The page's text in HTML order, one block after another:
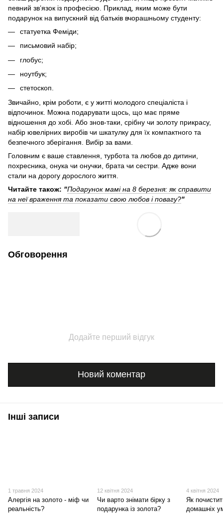
певний зв’язок із професією. Приклад, яким може бути
подарунок на випускний від батьків вчорашньому студенту:
статуетка Феміди;
письмовий набір;
глобус;
ноутбук;
стетоскоп.
Звичайно, крім роботи, є у житті молодого спеціаліста і
відпочинок. Можна подарувати щось, що має пряме
відношення до хобі. Або знов-таки, срібну чи золоту прикрасу,
набір ювелірних виробів чи шкатулку для їх компактного та
безпечного зберігання. Вибір за вами.
Головним є ваше ставлення, турбота та любов до дитини,
похресника, онука чи онучки, брата чи сестри. Адже вони
стали на дорогу дорослого життя.
Читайте також: "Подарунок мамі на 8 березня: як справити
на неї враження та показати свою любов і повагу?"
Обговорення
Додайте перший відгук
Новий коментар
Інші записи
1 травня 2024
Алергія на золото - міф чи
реальність?
12 квітня 2024
Чи варто знімати бірку з
подарунка із золота?
4 квітня 2024
Як
домашніх